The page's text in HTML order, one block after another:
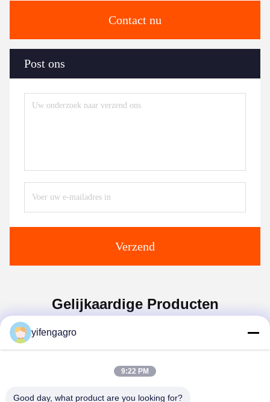
Contact nu
Post ons
Verzend
Gelijkaardige Producten
yifengagro
9:22 PM
Good day, what product are you looking for?